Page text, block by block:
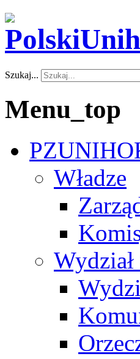
Szukaj...
Menu_top
Władze